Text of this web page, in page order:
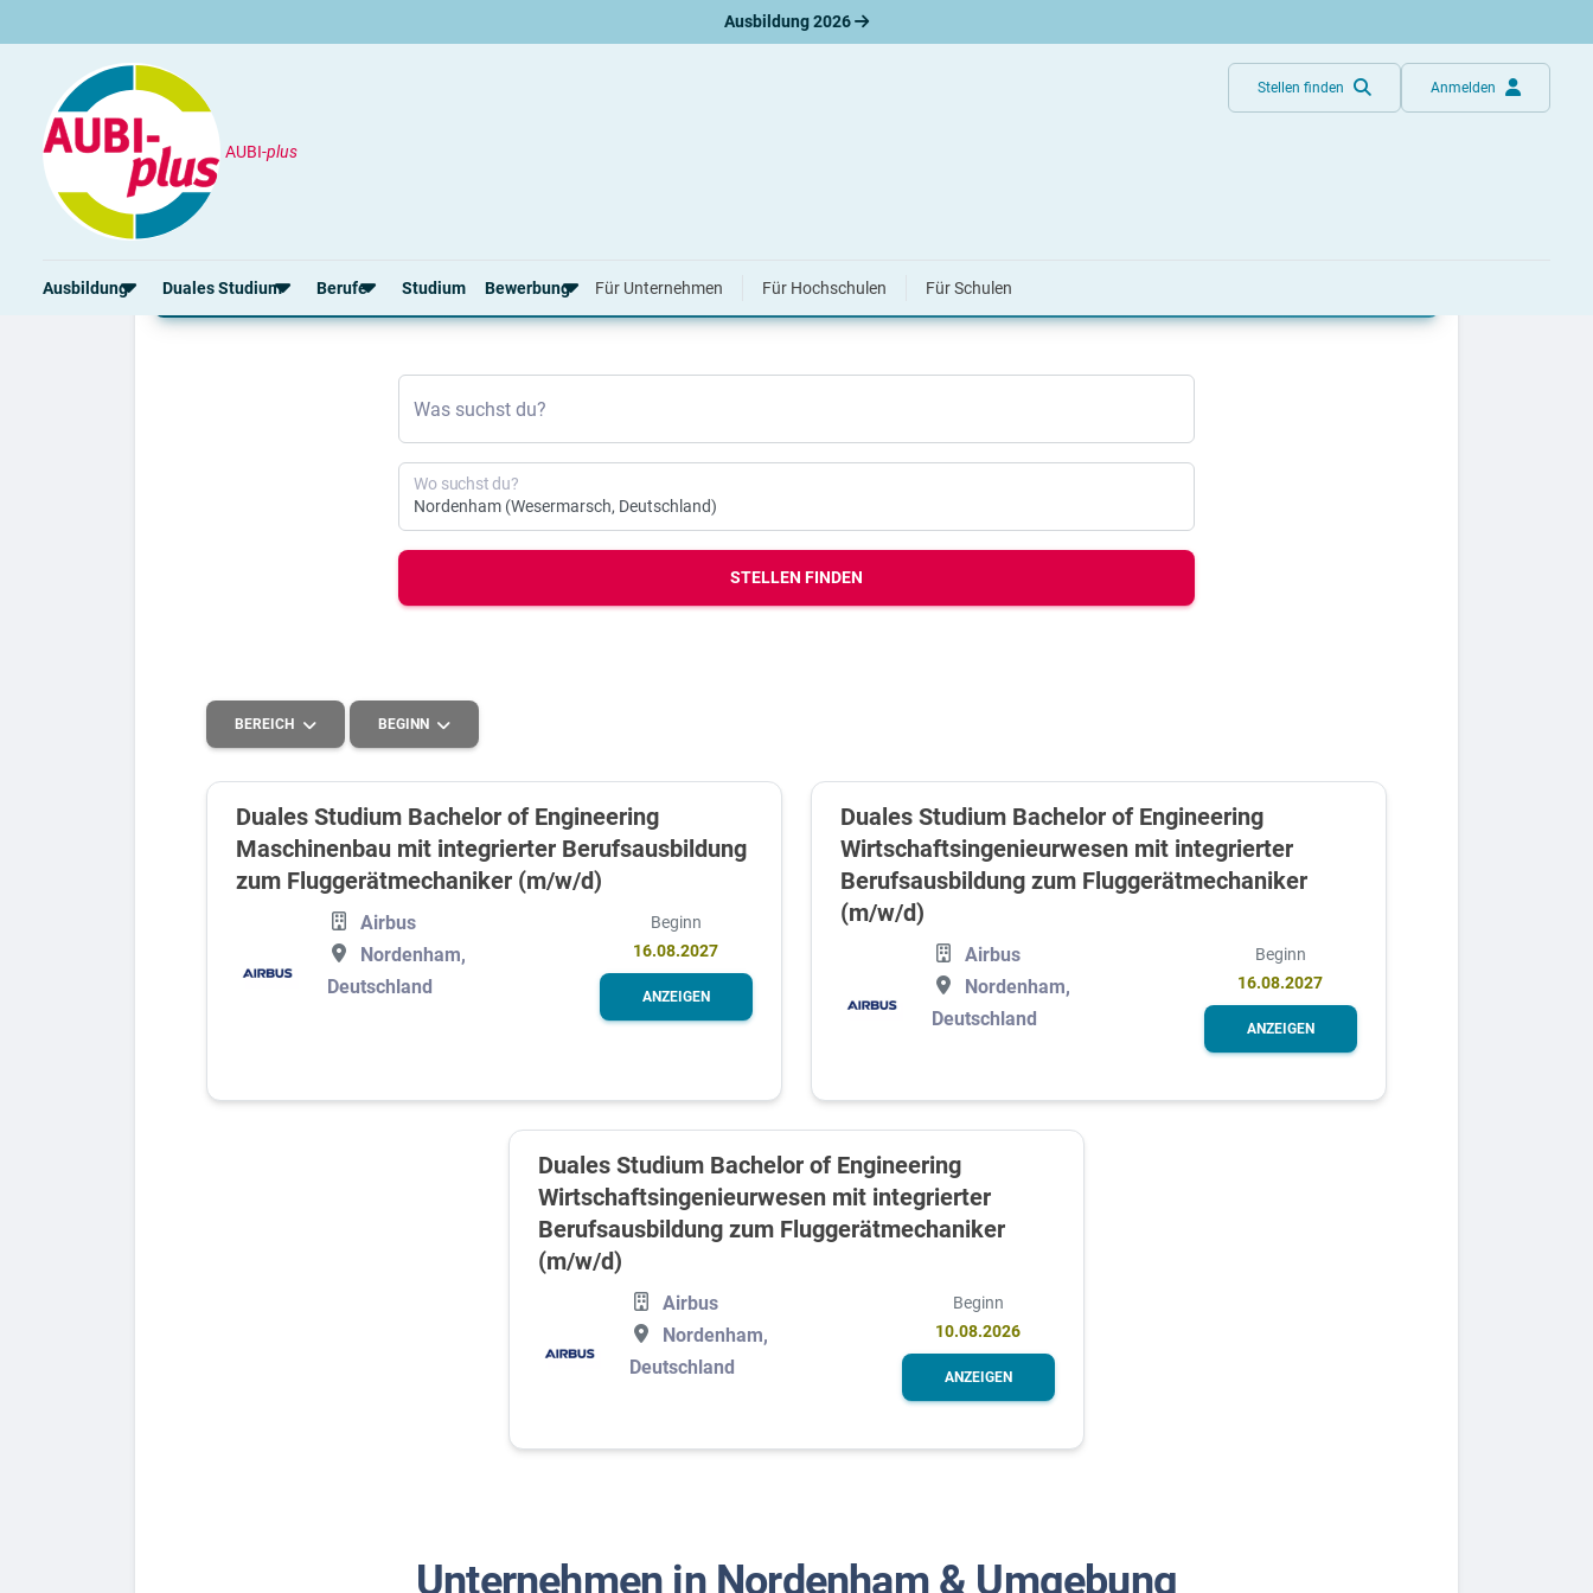
Ausbildung 2026
AUBI-plus
Stellen finden Anmelden
Ausbildung Duales Studium Berufe
Gut bezahlte Berufe
Kaufmännische Berufe
Berufe nach Themen
Schülerpraktikum
Berufs-Check starten
Studium Bewerbung
Anschreiben
Vorlagen
Online-Bewerbung
Vorstellungsgespräch
Bewerbungs-Check
Für Unternehmen Für Hochschulen Für Schulen
Duales Studium
Was suchst du?
Wo suchst du?
STELLEN FINDEN
BEREICH
Technik
Kaufmännisches, Büro und Verwaltung
BEGINN
2027
2026
Duales Studium Bachelor of Engineering
Maschinenbau mit integrierter Berufsausbildung
zum Fluggerätmechaniker (m/w/d)
Airbus
Nordenham,
Deutschland
Beginn
16.08.2027
ANZEIGEN
Duales Studium Bachelor of Engineering
Wirtschaftsingenieurwesen mit integrierter
Berufsausbildung zum Fluggerätmechaniker
(m/w/d)
Airbus
Nordenham,
Deutschland
Beginn
16.08.2027
ANZEIGEN
Duales Studium Bachelor of Engineering
Wirtschaftsingenieurwesen mit integrierter
Berufsausbildung zum Fluggerätmechaniker
(m/w/d)
Airbus
Nordenham,
Deutschland
Beginn
10.08.2026
ANZEIGEN
Unternehmen in Nordenham & Umgebung